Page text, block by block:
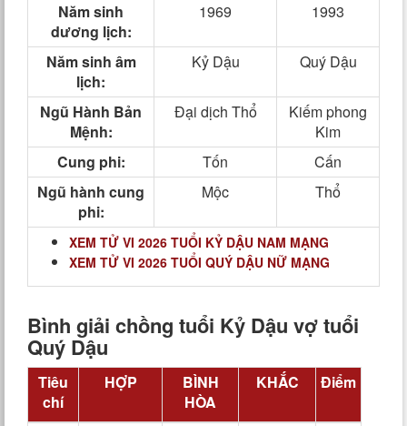
Năm sinh
dương lịch:
1969 1993
Năm sinh âm
lịch:
Kỷ Dậu Quý Dậu
Ngũ Hành Bản
Mệnh:
Đại dịch Thổ
Kiếm phong
Kim
Cung phi:
Tốn
Cấn
Ngũ hành cung
phi:
Mộc Thổ
XEM TỬ VI 2026 TUỔI KỶ DẬU NAM MẠNG
XEM TỬ VI 2026 TUỔI QUÝ DẬU NỮ MẠNG
Bình giải chồng tuổi Kỷ Dậu vợ tuổi
Quý Dậu
Tiêu
chí
HỢP
BÌNH
HÒA
KHẮC Điểm